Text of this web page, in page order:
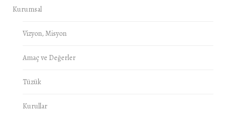
Kurumsal
Vizyon, Misyon
Amaç ve Değerler
Tüzük
Kurullar